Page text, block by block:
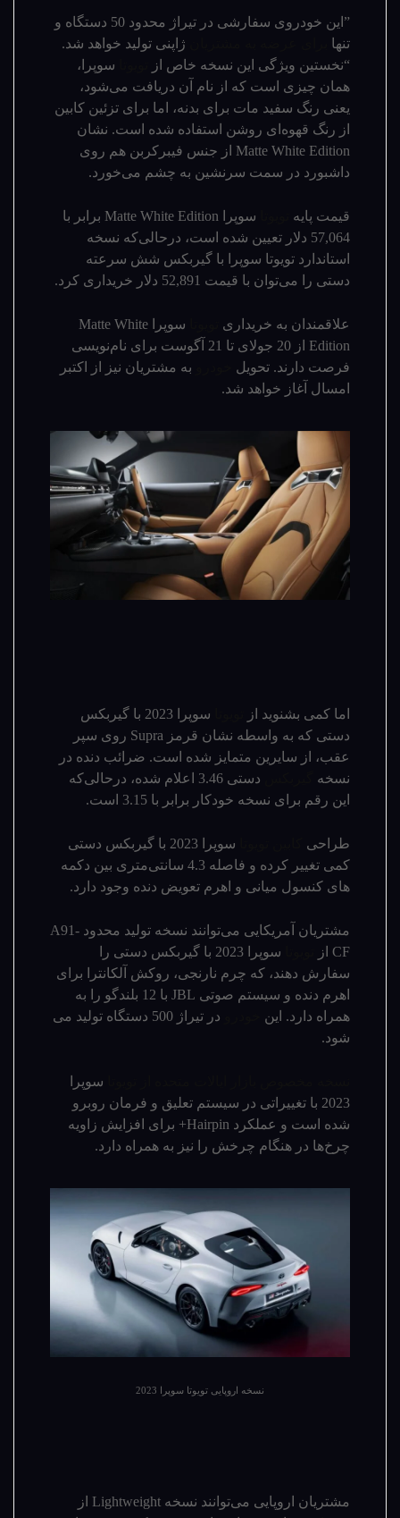
”این خودروی سفارشی در تیراژ محدود 50 دستگاه و
تنها
ژاپنی تولید خواهد شد.
“نخستین ویژگی این نسخه خاص از
سوپرا،
همان چیزی است که از نام آن دریافت می­‌شود،
یعنی رنگ سفید مات برای بدنه، اما برای تزئین کابین
از رنگ قهوه‌­ای روشن استفاده شده است. نشان
Matte White Edition از جنس فیبرکربن هم روی
داشبورد در سمت سرنشین به چشم می­‌خورد.
قیمت پایه
سوپرا Matte White Edition برابر با
57,064 دلار تعیین شده است، درحالی‌که نسخه
استاندارد تویوتا سوپرا با گیربکس شش سرعته
دستی را می­‌توان با قیمت 52,891 دلار خریداری کرد.
علاقمندان به خریداری
سوپرا Matte White
Edition از 20 جولای تا 21 آگوست برای نام‌نویسی
فرصت دارند. تحویل
به مشتریان نیز از اکتبر
امسال آغاز خواهد شد.
اما کمی بشنوید از
سوپرا 2023 با گیربکس
دستی که به واسطه نشان قرمز Supra روی سپر
عقب، از سایرین متمایز شده است. ضرائب دنده در
نسخه
دستی 3.46 اعلام شده، درحالی‌که
این رقم برای نسخه خودکار برابر با 3.15 است.
طراحی
سوپرا 2023 با گیربکس دستی
کمی تغییر کرده و فاصله 4.3 سانتی‌متری بین دکمه­‌
های کنسول میانی و اهرم تعویض دنده وجود دارد.
مشتریان آمریکایی می‌­توانند نسخه تولید محدود A91-
CF از
سوپرا 2023 با گیربکس دستی را
سفارش دهند، که چرم نارنجی، روکش آلکانترا برای
اهرم دنده و سیستم صوتی JBL با 12 بلندگو را به
همراه دارد. این
در تیراژ 500 دستگاه تولید می­‌
شود.
سوپرا
2023 با تغییراتی در سیستم تعلیق و فرمان روبرو
شده است و عملکرد Hairpin+ برای افزایش زاویه
چرخ‌ها در هنگام چرخش را نیز به همراه دارد.
نسخه اروپایی تویوتا سوپرا 2023
مشتریان اروپایی می­‌توانند نسخه Lightweight از